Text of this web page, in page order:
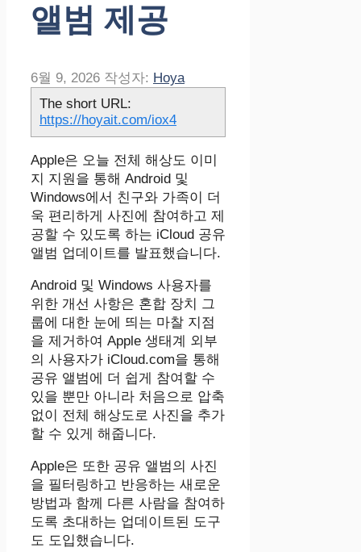
앨범 제공
6월 9, 2026 작성자: Hoya
The short URL:
https://hoyait.com/iox4
Apple은 오늘 전체 해상도 이미
지 지원을 통해 Android 및
Windows에서 친구와 가족이 더
욱 편리하게 사진에 참여하고 제
공할 수 있도록 하는 iCloud 공유
앨범 업데이트를 발표했습니다.
Android 및 Windows 사용자를
위한 개선 사항은 혼합 장치 그
룹에 대한 눈에 띄는 마찰 지점
을 제거하여 Apple 생태계 외부
의 사용자가 iCloud.com을 통해
공유 앨범에 더 쉽게 참여할 수
있을 뿐만 아니라 처음으로 압축
없이 전체 해상도로 사진을 추가
할 수 있게 해줍니다.
Apple은 또한 공유 앨범의 사진
을 필터링하고 반응하는 새로운
방법과 함께 다른 사람을 참여하
도록 초대하는 업데이트된 도구
도 도입했습니다.